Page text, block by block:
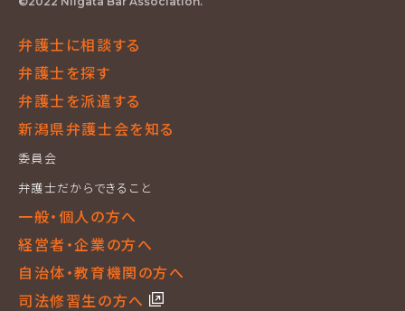
弁護士に相談する
弁護士を探す
弁護士を派遣する
新潟県弁護士会を知る
委員会
弁護士だからできること
一般・個人の方へ
経営者・企業の方へ
自治体・教育機関の方へ
司法修習生の方へ